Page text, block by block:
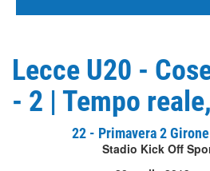
Lecce U20 -
- 2 | Tempo
22 - Primavera 2
Stadio Kick Off